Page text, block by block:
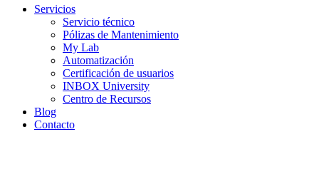
Servicios
Servicio técnico
Pólizas de Mantenimiento
My Lab
Automatización
Certificación de usuarios
INBOX University
Centro de Recursos
Blog
Contacto